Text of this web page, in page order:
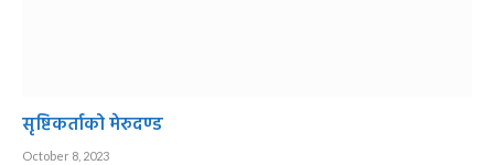
सृष्टिकर्ताको मेरुदण्ड
October 8, 2023